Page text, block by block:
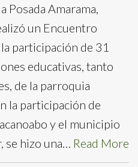
Posada Amarama,
un Encuentro
participación de 31
educativas, tanto
de la parroquia
la participación de
y el municipio
hizo una… Read More